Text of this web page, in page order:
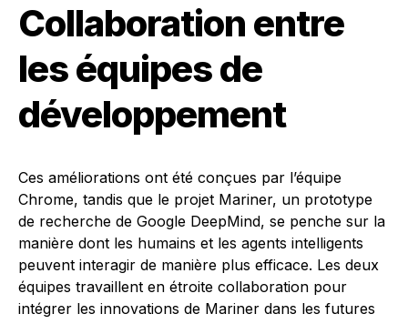
Collaboration entre
les équipes de
développement
Ces améliorations ont été conçues par l’équipe
Chrome, tandis que le projet Mariner, un prototype
de recherche de Google DeepMind, se penche sur la
manière dont les humains et les agents intelligents
peuvent interagir de manière plus efficace. Les deux
équipes travaillent en étroite collaboration pour
intégrer les innovations de Mariner dans les futures